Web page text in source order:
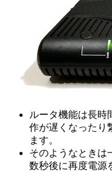
ルータ機能は長時
作が遅くなったり
ます。
そのようなときは
数秒後に再度電源